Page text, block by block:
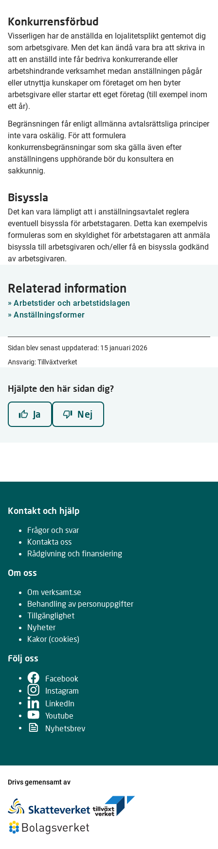
Konkurrensförbud
Visserligen har de anställda en lojalitetsplikt gentemot dig
som arbetsgivare. Men det kan ändå vara bra att skriva in
att en anställd inte får bedriva konkurrerande eller
arbetshindrande verksamhet medan anställningen pågår
eller utnyttja kunskaper om företaget om hen byter
arbetsgivare eller startar ett eget företag (till exempel inom
ett år).
Begränsningen får enligt allmänna avtalsrättsliga principer
inte vara oskälig. För att formulera
konkurrensbegränsningar som ska gälla även efter
anställningens upphörande bör du konsultera en
sakkunnig.
Bisyssla
Det kan vara lämpligt att i anställningsavtalet reglera
eventuell bisyssla för arbetstagaren. Detta kan exempelvis
formuleras som en skyldighet för arbetstagaren att anmäla
bisyssla till arbetsgivaren och/eller få en bisyssla godkänd
av arbetsgivaren.
Relaterad information
Arbetstider och arbetstidslagen
Anställningsformer
Sidan blev senast uppdaterad: 15 januari 2026
Ansvarig: Tillväxtverket
Hjälpte den här sidan dig?
Ja Nej
Kontakt och hjälp
Frågor och svar
Kontakta oss
Rådgivning och finansiering
Om oss
Om verksamt.se
Behandling av personuppgifter
Tillgänglighet
Nyheter
Kakor (cookies)
Följ oss
Facebook
Instagram
LinkedIn
Youtube
Nyhetsbrev
Drivs gemensamt av